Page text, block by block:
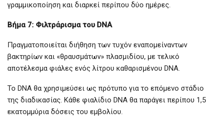
γραμμικοποίηση και διαρκεί περίπου δύο ημέρες.
Βήμα 7: Φιλτράρισμα του DNA
Πραγματοποιείται διήθηση των τυχόν εναπομείναντων
βακτηρίων και «θραυσμάτων» πλασμιδίου, με τελικό
αποτέλεσμα φιάλες ενός λίτρου καθαρισμένου DNA.
Το DNA θα χρησιμεύσει ως πρότυπο για το επόμενο στάδιο
της διαδικασίας. Κάθε φιαλίδιο DNA θα παράγει περίπου 1,5
εκατομμύρια δόσεις του εμβολίου.